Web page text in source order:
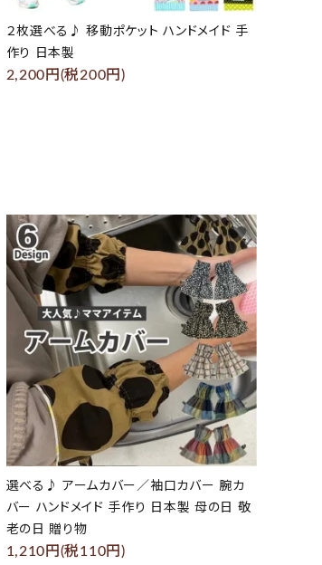
２枚選べる♪ 移動ポケット ハンドメイド 手
作り 日本製
2,200円(税200円)
選べる♪ アームカバー／袖口カバー 腕カ
バー ハンドメイド 手作り 日本製 母の日 敬
老の日 贈り物
1,210円(税110円)
favorite